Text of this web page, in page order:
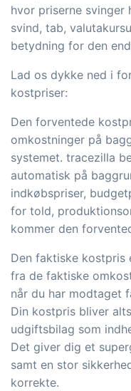
hvor priserne
svind, tab,
betydning for den
Lad os dykke ned i
kostpriser:
Den forventede
omkostninger på
systemet. tracezilla
automatisk på
indkøbspriser,
for told,
kommer den
Den faktiske kostpris
fra de faktiske
når du har modtaget
Din kostpris bliver
udgiftsbilag som
Det giver dig et
samt en stor
korrekte.